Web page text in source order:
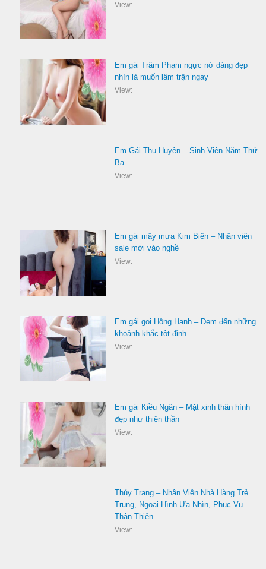
View:
Em gái Trâm Phạm ngực nở dáng đẹp
nhìn là muốn lâm trận ngay
View:
Em Gái Thu Huyền – Sinh Viên Năm Thứ
Ba
View:
Em gái mây mưa Kim Biên – Nhân viên
sale mới vào nghề
View:
Em gái gọi Hồng Hạnh – Đem đến những
khoảnh khắc tột đỉnh
View:
Em gái Kiều Ngân – Mặt xinh thân hình
đẹp như thiên thần
View:
Thúy Trang – Nhân Viên Nhà Hàng Trẻ
Trung, Ngoại Hình Ưa Nhìn, Phục Vụ
Thân Thiện
View: